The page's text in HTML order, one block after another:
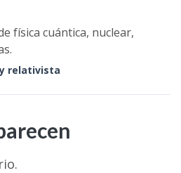
física cuántica, nuclear,
relativista